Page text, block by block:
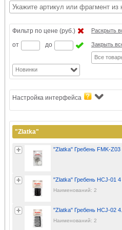
Фильтр по цене (руб.)
от
до
Раскрыть
Закрыть
Все
Новинки
Настройка интерфейса
"Zlatka"
"Zlatka" Гребень FMK-
"Zlatka" Гребень HCJ-01
Наименований: 2
"Zlatka" Гребень HCJ-02
Наименований: 2